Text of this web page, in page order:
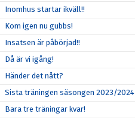
Inomhus startar ikväll!!
Kom igen nu gubbs!
Insatsen är påbörjad!!
Då är vi igång!
Händer det nått?
Sista träningen säsongen 2023/2024
Bara tre träningar kvar!